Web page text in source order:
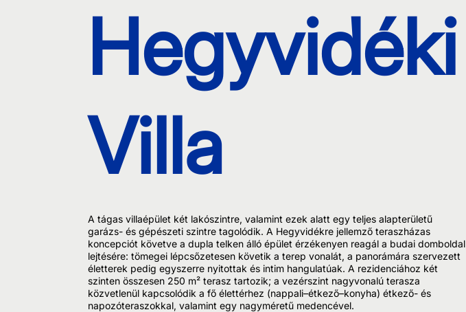
Hegyvidéki
Villa
A tágas villaépület két lakószintre, valamint ezek alatt egy teljes alapterületű
garázs- és gépészeti szintre tagolódik. A Hegyvidékre jellemző teraszházas
koncepciót követve a dupla telken álló épület érzékenyen reagál a budai domboldal
lejtésére: tömegei lépcsőzetesen követik a terep vonalát, a panorámára szervezett
életterek pedig egyszerre nyitottak és intim hangulatúak. A rezidenciához két
szinten összesen 250 m² terasz tartozik; a vezérszint nagyvonalú terasza
közvetlenül kapcsolódik a fő élettérhez (nappali–étkező–konyha) étkező- és
napozóteraszokkal, valamint egy nagyméretű medencével.